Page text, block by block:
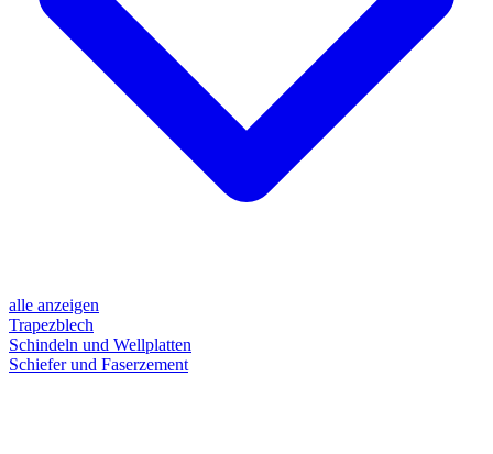
alle anzeigen
Trapezblech
Schindeln und Wellplatten
Schiefer und Faserzement